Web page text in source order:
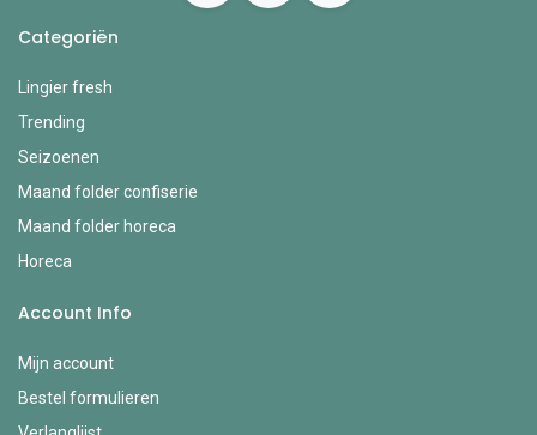
Categoriën
Lingier fresh
Trending
Seizoenen
Maand folder confiserie
Maand folder horeca
Horeca
Account Info
Mijn account
Bestel formulieren